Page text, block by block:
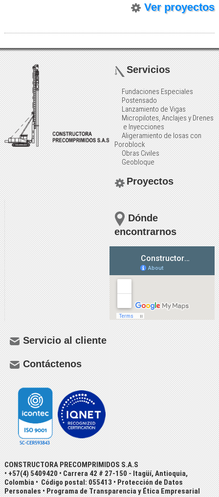
Ver proyectos
Servicios
Fundaciones Especiales
Postensado
Lanzamiento de Vigas
Micropilotes, Anclajes y Drenes
e Inyecciones
Aligeramiento de losas con
Poroblock
Obras Civiles
Geobloque
Proyectos
Servicio al cliente
Contáctenos
Dónde
encontrarnos
CONSTRUCTORA PRECOMPRIMIDOS S.A.S
• +57(4) 5409420 • Carrera 42 # 27-150 - Itagüí, Antioquia,
Colombia • Código postal: 055413 •Protección de Datos
Personales•Programa de Transparencia y Ética Empresarial